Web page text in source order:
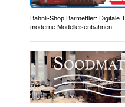
Bähnli-Shop Barmettler: Digitale
moderne Modelleisenbahnen